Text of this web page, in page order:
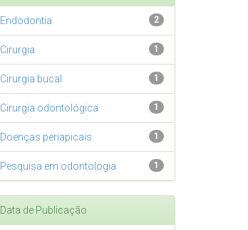
2
Endodontia
1
Cirurgia
1
Cirurgia bucal
1
Cirurgia odontológica
1
Doenças periapicais
1
Pesquisa em odontologia
Data de Publicação